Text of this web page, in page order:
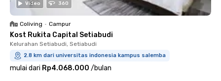
Video 360
Coliving • Campur
Kost Rukita Capital Setiabudi
Kelurahan Setiabudi, Setiabudi
2.8 km dari universitas indonesia kampus salemba
mulai dari Rp4.068.000 /bulan